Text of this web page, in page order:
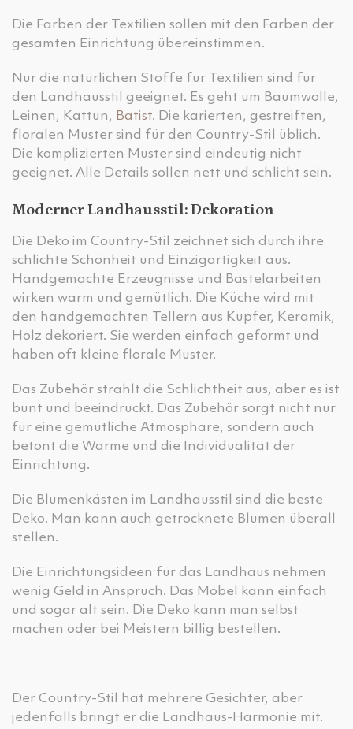
Die Farben der Textilien sollen mit den Farben der
gesamten Einrichtung übereinstimmen.
Nur die natürlichen Stoffe für Textilien sind für
den Landhausstil geeignet. Es geht um Baumwolle,
Leinen, Kattun, Batist. Die karierten, gestreiften,
floralen Muster sind für den Country-Stil üblich.
Die komplizierten Muster sind eindeutig nicht
geeignet. Alle Details sollen nett und schlicht sein.
Moderner Landhausstil: Dekoration
Die Deko im Country-Stil zeichnet sich durch ihre
schlichte Schönheit und Einzigartigkeit aus.
Handgemachte Erzeugnisse und Bastelarbeiten
wirken warm und gemütlich. Die Küche wird mit
den handgemachten Tellern aus Kupfer, Keramik,
Holz dekoriert. Sie werden einfach geformt und
haben oft kleine florale Muster.
Das Zubehör strahlt die Schlichtheit aus, aber es ist
bunt und beeindruckt. Das Zubehör sorgt nicht nur
für eine gemütliche Atmosphäre, sondern auch
betont die Wärme und die Individualität der
Einrichtung.
Die Blumenkästen im Landhausstil sind die beste
Deko. Man kann auch getrocknete Blumen überall
stellen.
Die Einrichtungsideen für das Landhaus nehmen
wenig Geld in Anspruch. Das Möbel kann einfach
und sogar alt sein. Die Deko kann man selbst
machen oder bei Meistern billig bestellen.
Der Country-Stil hat mehrere Gesichter, aber
jedenfalls bringt er die Landhaus-Harmonie mit.